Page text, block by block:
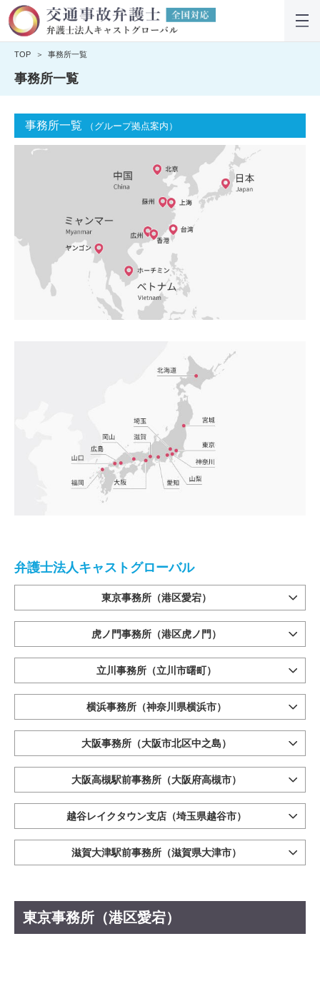
TOP 事務所一覧
事務所一覧
事務所一覧 （グループ拠点案内）
弁護士法人キャストグローバル
東京事務所（港区愛宕）
虎ノ門事務所（港区虎ノ門）
立川事務所（立川市曙町）
横浜事務所（神奈川県横浜市）
大阪事務所（大阪市北区中之島）
大阪高槻駅前事務所（大阪府高槻市）
越谷レイクタウン支店（埼玉県越谷市）
滋賀大津駅前事務所（滋賀県大津市）
東京事務所（港区愛宕）